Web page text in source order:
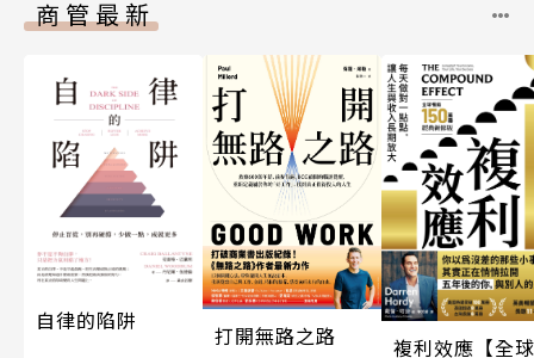
商管最新
自律的陷阱
打開無路之路
複利效應【全球